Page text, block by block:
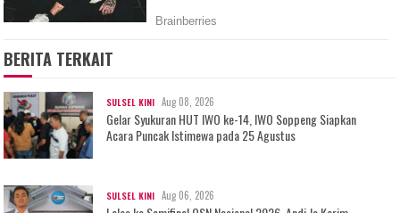
BERITA TERKAIT
SULSEL KINI Aug 08, 2026
Gelar Syukuran HUT IWO ke-14, IWO Soppeng Siapkan
Acara Puncak Istimewa pada 25 Agustus
SULSEL KINI Aug 06, 2026